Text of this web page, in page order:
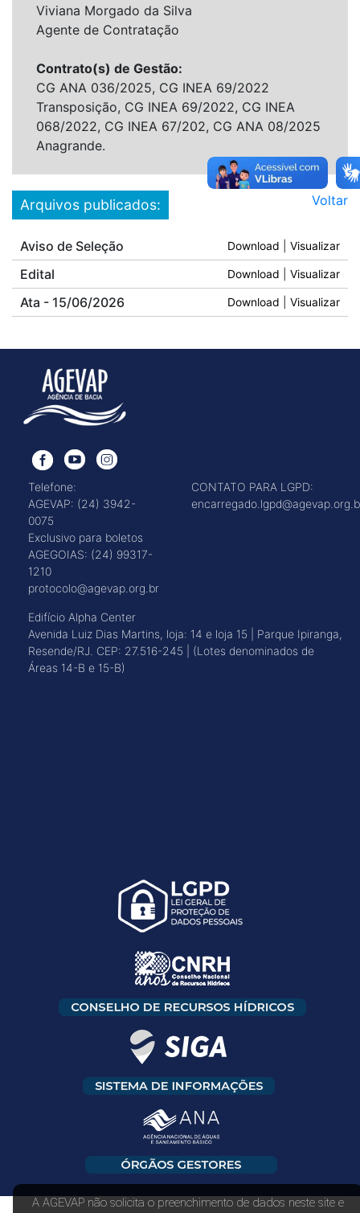
Viviana Morgado da Silva
Agente de Contratação
Contrato(s) de Gestão:
CG ANA 036/2025, CG INEA 69/2022
Transposição, CG INEA 69/2022, CG INEA
068/2022, CG INEA 67/202, CG ANA 08/2025
Anagrande.
Arquivos publicados: Voltar
Aviso de Seleção Download Visualizar
Edital Download Visualizar
Ata - 15/06/2026 Download Visualizar
A AGEVAP não solicita o preenchimento de dados neste site e
Telefone:
AGEVAP: (24) 3942-
0075
Exclusivo para boletos
AGEGOIAS: (24) 99317-
1210
protocolo@agevap.org.br
CONTATO PARA LGPD:
Edifício Alpha Center
Avenida Luiz Dias Martins, loja: 14 e loja 15 | Parque Ipiranga,
Resende/RJ. CEP: 27.516-245 | (Lotes denominados de
Áreas 14-B e 15-B)